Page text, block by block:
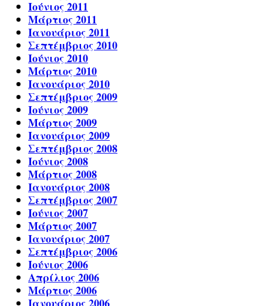
Ιούνιος 2011
Μάρτιος 2011
Ιανουάριος 2011
Σεπτέμβριος 2010
Ιούνιος 2010
Μάρτιος 2010
Ιανουάριος 2010
Σεπτέμβριος 2009
Ιούνιος 2009
Μάρτιος 2009
Ιανουάριος 2009
Σεπτέμβριος 2008
Ιούνιος 2008
Μάρτιος 2008
Ιανουάριος 2008
Σεπτέμβριος 2007
Ιούνιος 2007
Μάρτιος 2007
Ιανουάριος 2007
Σεπτέμβριος 2006
Ιούνιος 2006
Απρίλιος 2006
Μάρτιος 2006